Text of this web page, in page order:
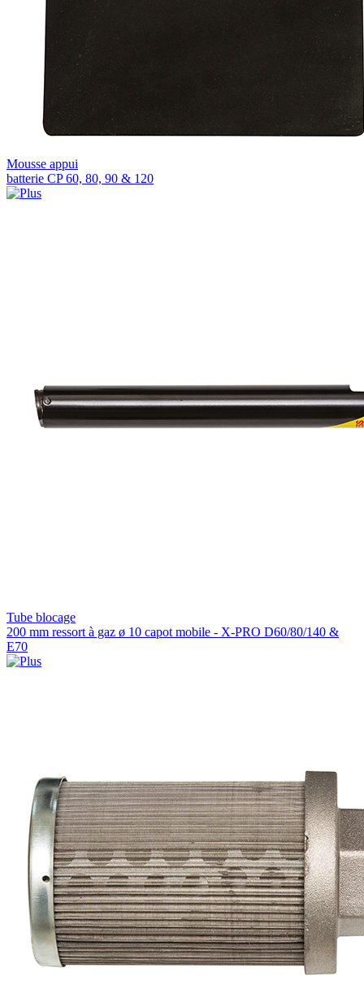
Mousse appui
batterie CP 60, 80, 90 & 120
Tube blocage
200 mm ressort à gaz ø 10 capot mobile - X-PRO D60/80/140 &
E70